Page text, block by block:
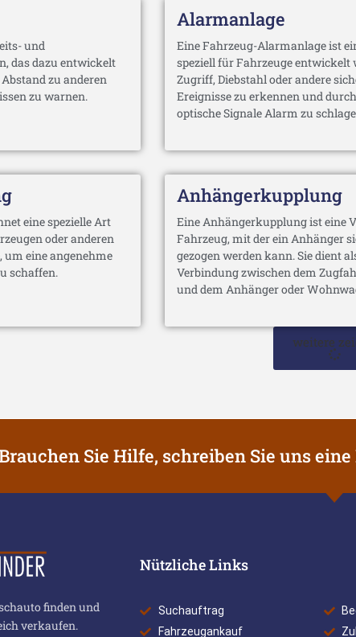
und
das dazu entwickelt
zu anderen
zu warnen.
Alarmanlage
Eine Fahrzeug-Alarmanlage ist
speziell für Fahrzeuge
Zugriff, Diebstahl oder andere
Ereignisse zu erkennen und
optische Signale Alarm zu
eine spezielle Art
oder anderen
eine angenehme
schaffen.
Anhängerkupplung
Eine Anhängerkupplung ist eine
Fahrzeug, mit der ein Anhänger
gezogen werden kann. Sie dient
Verbindung zwischen dem
und dem Anhänger oder
weitere
Sie Hilfe, schreiben Sie uns
finden und
verkaufen.
Nützliche Links
Suchauftrag
Fahrzeugankauf